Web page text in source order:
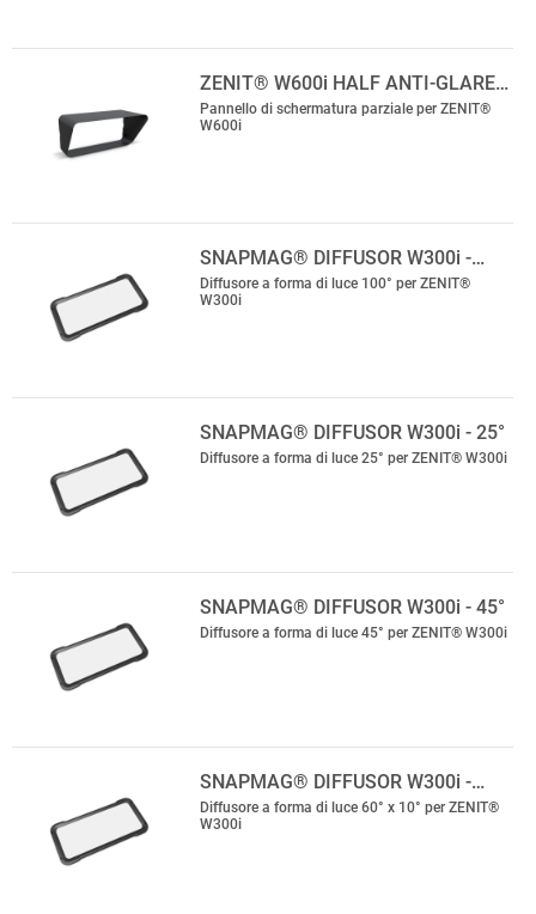
ZENIT® W600i HALF ANTI-GLARE…
Pannello di schermatura parziale per ZENIT®
W600i
SNAPMAG® DIFFUSOR W300i -…
Diffusore a forma di luce 100° per ZENIT®
W300i
SNAPMAG® DIFFUSOR W300i - 25°
Diffusore a forma di luce 25° per ZENIT® W300i
SNAPMAG® DIFFUSOR W300i - 45°
Diffusore a forma di luce 45° per ZENIT® W300i
SNAPMAG® DIFFUSOR W300i -…
Diffusore a forma di luce 60° x 10° per ZENIT®
W300i